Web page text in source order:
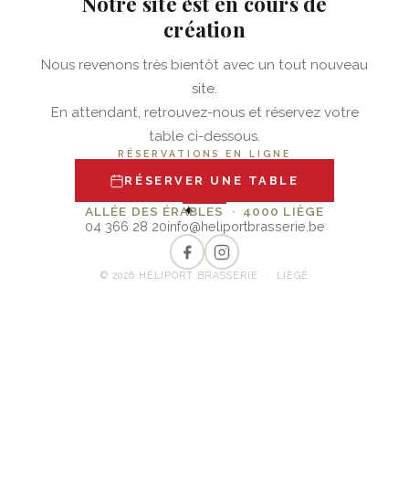
création
Nous revenons très bientôt avec un tout nouveau
site.
En attendant, retrouvez-nous et réservez votre
table ci-dessous.
RÉSERVATIONS EN LIGNE
RÉSERVER UNE TABLE
✦
ALLÉE DES ÉRABLES · 4000 LIÈGE
04 366 28 20info@heliportbrasserie.be
© 2026 HÉLIPORT BRASSERIE · LIÈGE